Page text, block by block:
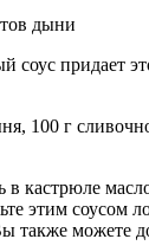
придает
100 г
в кастрюле
этим соусом
также можете